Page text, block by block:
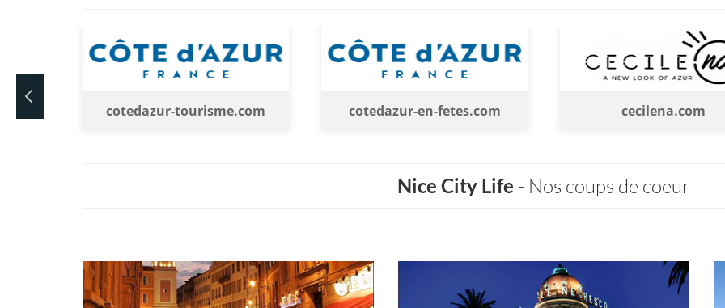
cotedazur-tourisme.com cotedazur-en-fetes.com
Nice City Life - Nos coups de coeur